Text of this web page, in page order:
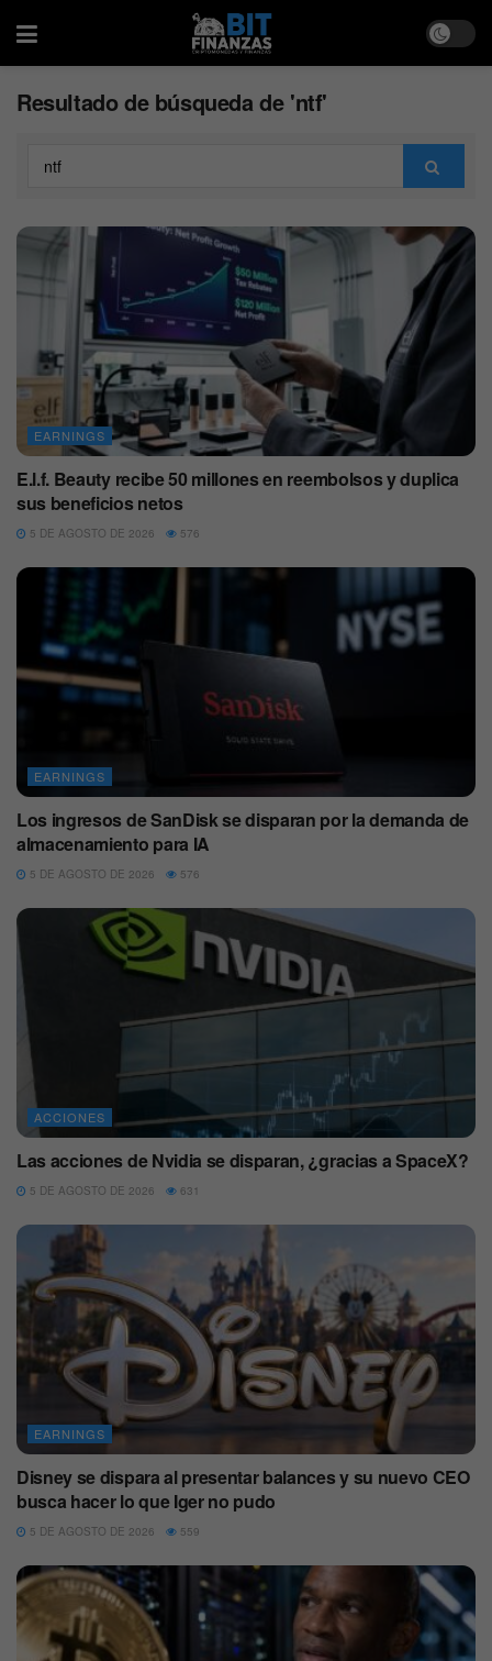
Resultado de búsqueda de 'ntf'
EARNINGS
E.l.f. Beauty recibe 50 millones en reembolsos y duplica
sus beneficios netos
5 DE AGOSTO DE 2026 576
EARNINGS
Los ingresos de SanDisk se disparan por la demanda de
almacenamiento para IA
5 DE AGOSTO DE 2026 576
ACCIONES
Las acciones de Nvidia se disparan, ¿gracias a SpaceX?
5 DE AGOSTO DE 2026 631
EARNINGS
Disney se dispara al presentar balances y su nuevo CEO
busca hacer lo que Iger no pudo
5 DE AGOSTO DE 2026 559